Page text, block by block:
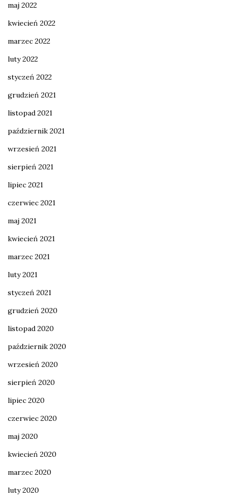
maj 2022
kwiecień 2022
marzec 2022
luty 2022
styczeń 2022
grudzień 2021
listopad 2021
październik 2021
wrzesień 2021
sierpień 2021
lipiec 2021
czerwiec 2021
maj 2021
kwiecień 2021
marzec 2021
luty 2021
styczeń 2021
grudzień 2020
listopad 2020
październik 2020
wrzesień 2020
sierpień 2020
lipiec 2020
czerwiec 2020
maj 2020
kwiecień 2020
marzec 2020
luty 2020